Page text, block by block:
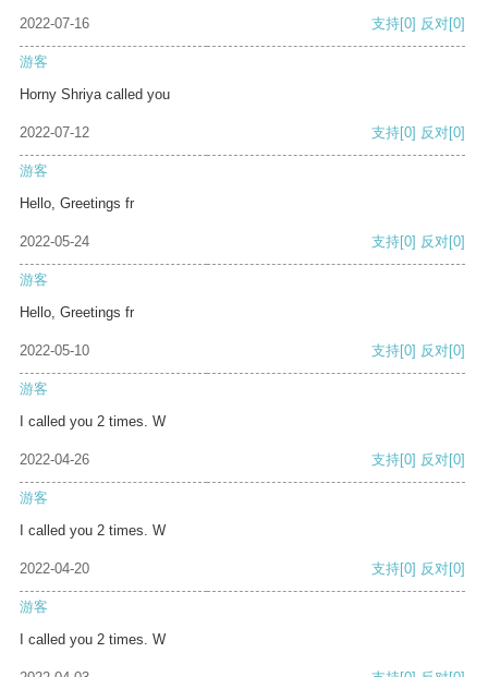
2022-07-16 支持[0] 反对[0]
游客
Horny Shriya called you
2022-07-12 支持[0] 反对[0]
游客
Hello, Greetings fr
2022-05-24 支持[0] 反对[0]
游客
Hello, Greetings fr
2022-05-10 支持[0] 反对[0]
游客
I called you 2 times. W
2022-04-26 支持[0] 反对[0]
游客
I called you 2 times. W
2022-04-20 支持[0] 反对[0]
游客
I called you 2 times. W